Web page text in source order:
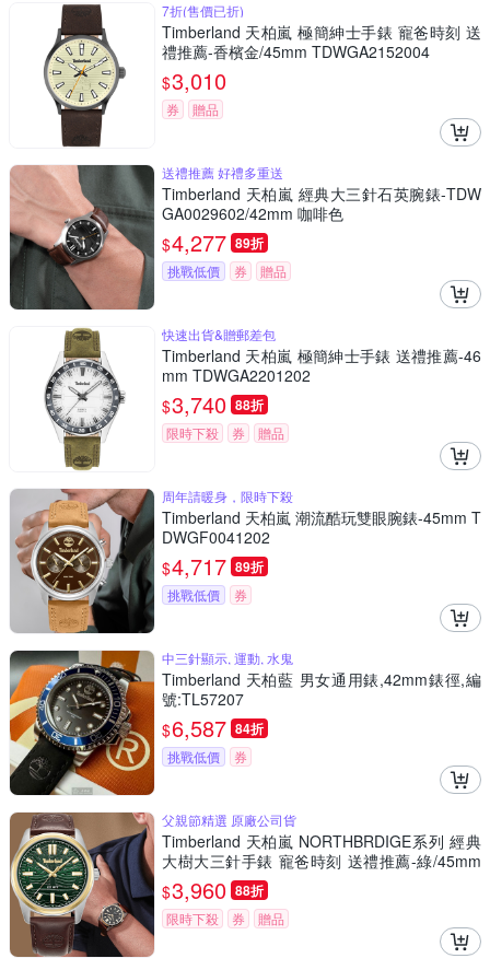
7折(售價已折)
Timberland 天柏嵐 極簡紳士手錶 寵爸時刻 送
禮推薦-香檳金/45mm TDWGA2152004
$3,010
券 贈品
送禮推薦 好禮多重送
Timberland 天柏嵐 經典大三針石英腕錶-TDW
GA0029602/42mm 咖啡色
$4,277 89折
挑戰低價 券 贈品
快速出貨&贈郵差包
Timberland 天柏嵐 極簡紳士手錶 送禮推薦-46
mm TDWGA2201202
$3,740 88折
限時下殺 券 贈品
周年請暖身，限時下殺
Timberland 天柏嵐 潮流酷玩雙眼腕錶-45mm T
DWGF0041202
$4,717 89折
挑戰低價 券
中三針顯示, 運動, 水鬼
Timberland 天柏藍 男女通用錶,42mm錶徑,編
號:TL57207
$6,587 84折
挑戰低價 券
父親節精選 原廠公司貨
Timberland 天柏嵐 NORTHBRDIGE系列 經典
大樹大三針手錶 寵爸時刻 送禮推薦-綠/45mm
TDWGB0041206
$3,960 88折
限時下殺 券 贈品